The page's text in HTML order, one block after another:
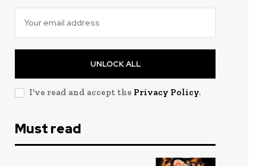
UNLOCK ALL
I've read and accept the Privacy Policy.
Must read